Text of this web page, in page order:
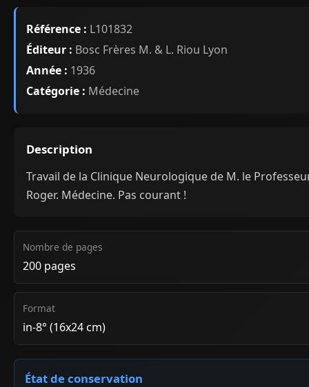
Référence : L101832
Éditeur : Bosc Frères M. & L. Riou Lyon
Année : 1936
Catégorie : Médecine
Description
Travail de la Clinique Neurologique de M. le
Roger. Médecine. Pas courant !
Nombre de pages
200 pages
Format
in-8° (16x24 cm)
État de conservation